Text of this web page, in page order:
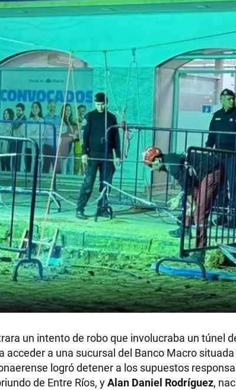
un intento de robo que involucraba un túnel
a una sucursal del Banco Macro
logró detener a los supuestos
de Entre Ríos, yAlan Daniel Rodríguez,